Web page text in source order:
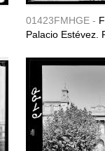
01423FMHGE -
Palacio Estévez.